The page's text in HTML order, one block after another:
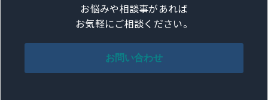
お悩みや相談事があれば
お気軽にご相談ください。
お問い合わせ